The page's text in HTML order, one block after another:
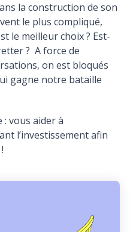
la construction de son
le plus compliqué,
le meilleur choix ? Est-
? A force de
on est bloqués
gagne notre bataille
vous aider à
l’investissement afin